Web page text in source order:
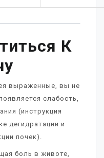
К
выраженные, вы не
слабость,
(инструкция
дегидратации и
почек).
боль в животе,